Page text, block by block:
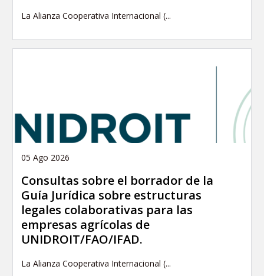
La Alianza Cooperativa Internacional (...
05 Ago 2026
Consultas sobre el borrador de la
Guía Jurídica sobre estructuras
legales colaborativas para las
empresas agrícolas de
UNIDROIT/FAO/IFAD.
La Alianza Cooperativa Internacional (...